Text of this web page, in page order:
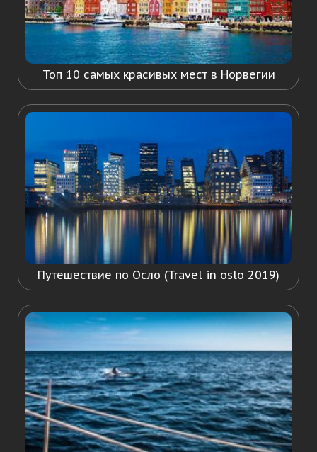
Топ 10 самых красивых мест в Норвегии
Путешествие по Осло (Travel in oslo 2019)